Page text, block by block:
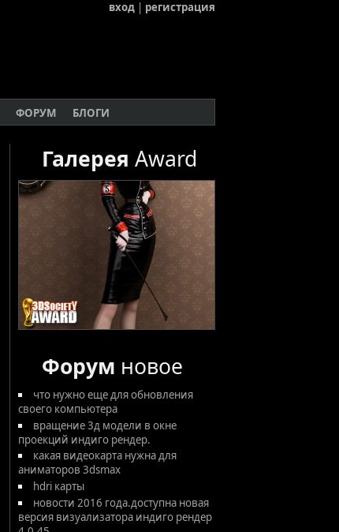
вход | регистрация
ФОРУМ БЛОГИ
Галерея Award
Форум новое
что нужно еще для обновления
своего компьютера
вращение 3д модели в окне
проекций индиго рендер.
какая видеокарта нужна для
аниматоров 3dsmax
hdri карты
новости 2016 года.доступна новая
версия визуализатора индиго рендер